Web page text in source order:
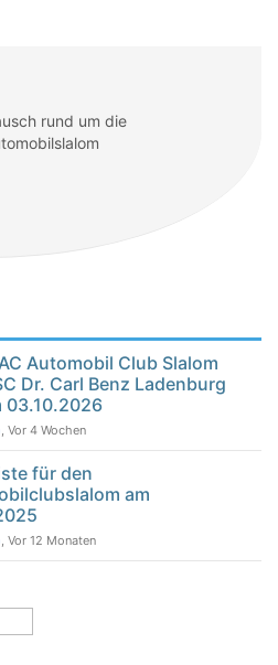
rund um die
Automobil Club Slalom
Dr. Carl Benz Ladenburg
03.10.2026
, Vor 4 Wochen
für den
am
, Vor 12 Monaten